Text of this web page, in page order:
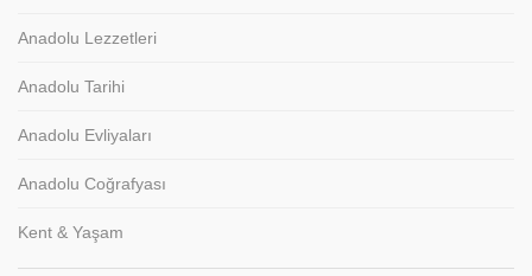
Anadolu Lezzetleri
Anadolu Tarihi
Anadolu Evliyaları
Anadolu Coğrafyası
Kent & Yaşam